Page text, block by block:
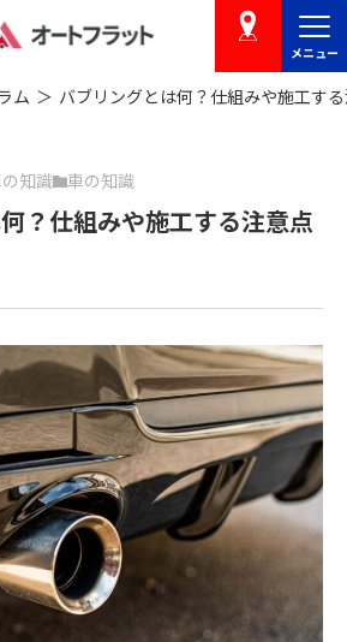
店舗を探す
メニュー
ム バブリングとは何？仕組みや施工す
知識 車の知識
？仕組みや施工する注意点